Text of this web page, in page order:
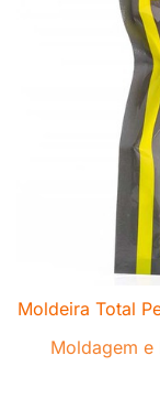
Moldeira Total
Moldagem e